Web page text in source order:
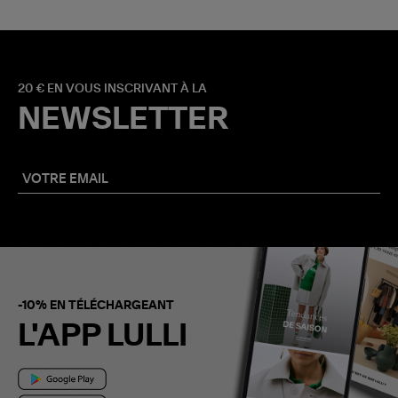
20 € EN VOUS INSCRIVANT À LA
NEWSLETTER
-10% EN TÉLÉCHARGEANT
L'APP LULLI